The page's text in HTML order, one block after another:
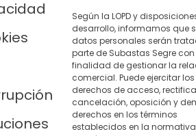
Según la LOPD y
desarrollo, informamos que
datos personales serán
parte de Subastas Segre
finalidad de gestionar la
comercial. Puede ejercitar los
derechos de acceso,
cancelación, oposición y
derechos en los términos
establecidos en la